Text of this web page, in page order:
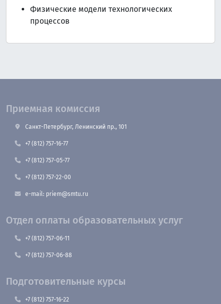
Физические модели технологических
процессов
Приемная комиссия
Санкт-Петербург, Ленинский пр., 101
+7 (812) 757-16-77
+7 (812) 757-05-77
+7 (812) 757-22-00
e-mail: priem@smtu.ru
Отдел оплаты образовательных услуг
+7 (812) 757-06-11
+7 (812) 757-06-88
Подготовительные курсы
+7 (812) 757-16-22